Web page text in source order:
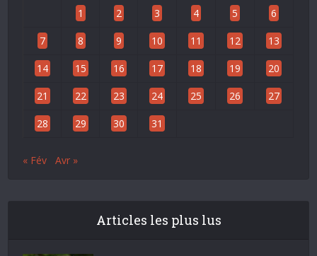
1 2 3 4 5 6
7 8 9 10 11 12 13
14 15 16 17 18 19 20
21 22 23 24 25 26 27
28 29 30 31
« Fév Avr »
Articles les plus lus